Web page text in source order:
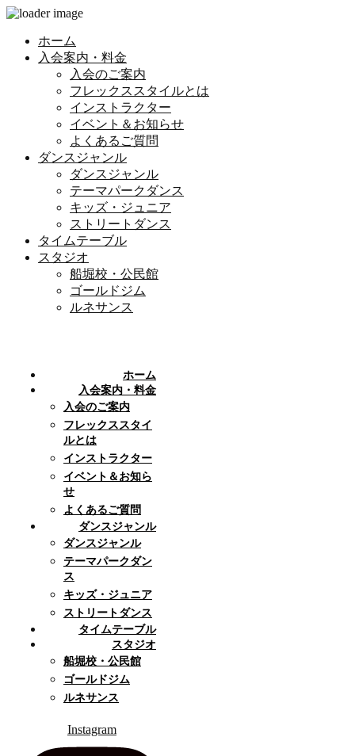
ホーム
入会案内・料金
入会のご案内
フレックススタイルとは
インストラクター
イベント＆お知らせ
よくあるご質問
ダンスジャンル
ダンスジャンル
テーマパークダンス
キッズ・ジュニア
ストリートダンス
タイムテーブル
スタジオ
船堀校・公民館
ゴールドジム
ルネサンス
ホーム
入会案内・料金
入会のご案内
フレックススタイ
ルとは
インストラクター
イベント＆お知ら
せ
よくあるご質問
ダンスジャンル
ダンスジャンル
テーマパークダン
ス
キッズ・ジュニア
ストリートダンス
タイムテーブル
スタジオ
船堀校・公民館
ゴールドジム
ルネサンス
Instagram